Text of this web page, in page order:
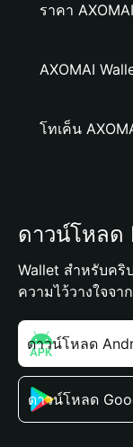
ราคา
AXOMAI
โทเค็น
ดาวน์โหลด
Wallet สำหรับค
ความไว้วางใจจ
ดาวน์โหลด
ดาวน์โหลด